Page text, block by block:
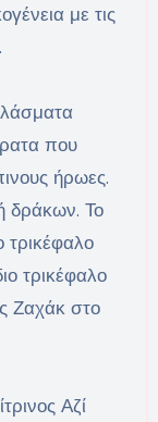
με τις
που
ήρωες.
δράκων. Το
τρικέφαλο
τρικέφαλο
Ζαχάκ στο
Αζί